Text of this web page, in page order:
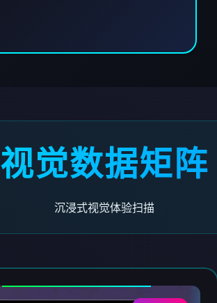
视觉数据矩阵
沉浸式视觉体验扫描